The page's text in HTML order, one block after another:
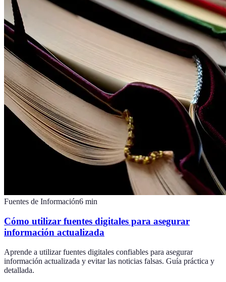
Fuentes de Información6 min
Cómo utilizar fuentes digitales para asegurar
información actualizada
Aprende a utilizar fuentes digitales confiables para asegurar
información actualizada y evitar las noticias falsas. Guía práctica y
detallada.